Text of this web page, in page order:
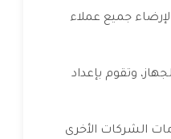
جميع عملاء
وتقوم بإعداد
الشركات الأخرى